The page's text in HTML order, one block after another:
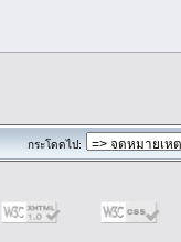
กระโดดไป: